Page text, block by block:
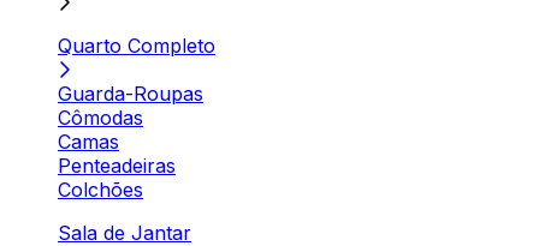
Quarto Completo
Guarda-Roupas
Cômodas
Camas
Penteadeiras
Colchões
Sala de Jantar